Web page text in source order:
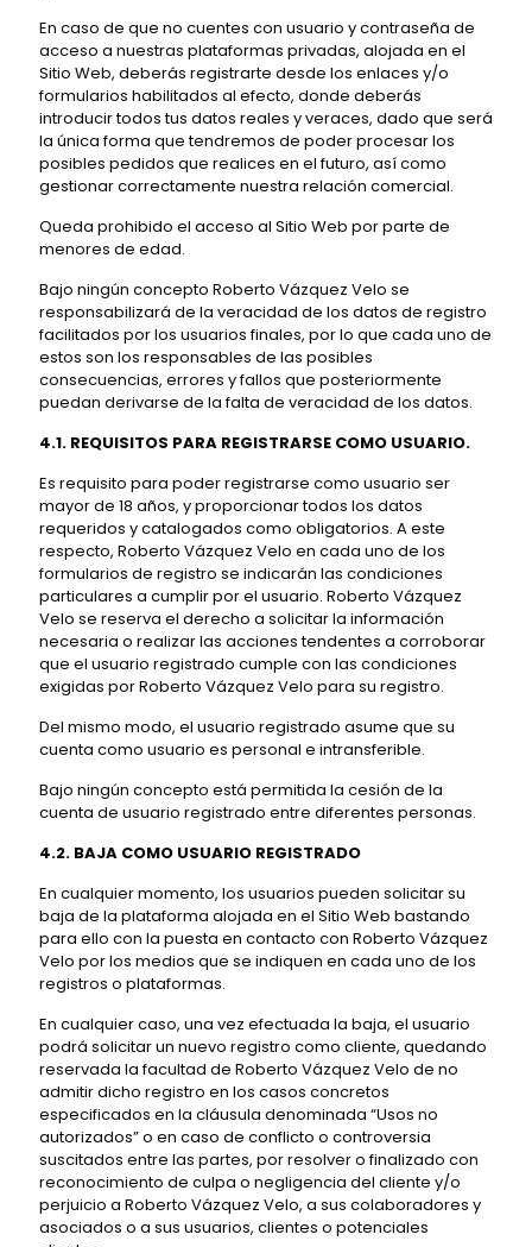
En caso de que no cuentes con usuario y contraseña de
acceso a nuestras plataformas privadas, alojada en el
Sitio Web, deberás registrarte desde los enlaces y/o
formularios habilitados al efecto, donde deberás
introducir todos tus datos reales y veraces, dado que será
la única forma que tendremos de poder procesar los
posibles pedidos que realices en el futuro, así como
gestionar correctamente nuestra relación comercial.
Queda prohibido el acceso al Sitio Web por parte de
menores de edad.
Bajo ningún concepto Roberto Vázquez Velo se
responsabilizará de la veracidad de los datos de registro
facilitados por los usuarios finales, por lo que cada uno de
estos son los responsables de las posibles
consecuencias, errores y fallos que posteriormente
puedan derivarse de la falta de veracidad de los datos.
4.1. REQUISITOS PARA REGISTRARSE COMO USUARIO.
Es requisito para poder registrarse como usuario ser
mayor de 18 años, y proporcionar todos los datos
requeridos y catalogados como obligatorios. A este
respecto, Roberto Vázquez Velo en cada uno de los
formularios de registro se indicarán las condiciones
particulares a cumplir por el usuario. Roberto Vázquez
Velo se reserva el derecho a solicitar la información
necesaria o realizar las acciones tendentes a corroborar
que el usuario registrado cumple con las condiciones
exigidas por Roberto Vázquez Velo para su registro.
Del mismo modo, el usuario registrado asume que su
cuenta como usuario es personal e intransferible.
Bajo ningún concepto está permitida la cesión de la
cuenta de usuario registrado entre diferentes personas.
4.2. BAJA COMO USUARIO REGISTRADO
En cualquier momento, los usuarios pueden solicitar su
baja de la plataforma alojada en el Sitio Web bastando
para ello con la puesta en contacto con Roberto Vázquez
Velo por los medios que se indiquen en cada uno de los
registros o plataformas.
En cualquier caso, una vez efectuada la baja, el usuario
podrá solicitar un nuevo registro como cliente, quedando
reservada la facultad de Roberto Vázquez Velo de no
admitir dicho registro en los casos concretos
especificados en la cláusula denominada “Usos no
autorizados” o en caso de conflicto o controversia
suscitados entre las partes, por resolver o finalizado con
reconocimiento de culpa o negligencia del cliente y/o
perjuicio a Roberto Vázquez Velo, a sus colaboradores y
asociados o a sus usuarios, clientes o potenciales